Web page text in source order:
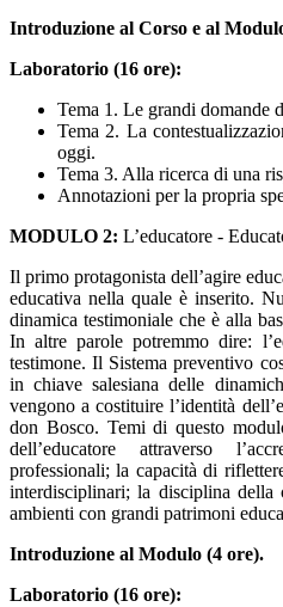
Introduzione al Corso e al
Laboratorio (16 ore):
Tema 1. Le grandi domande
Tema 2. La
oggi.
Tema 3. Alla ricerca di una
Annotazioni per la propria
MODULO 2: L’educatore -
Il primo protagonista dell’agire
educativa nella quale è inserito.
dinamica testimoniale che è alla
In altre parole potremmo dire:
testimone. Il Sistema preventivo
in chiave salesiana delle
vengono a costituire l’identità
don Bosco. Temi di questo
dell’educatore attraverso
professionali; la capacità di
interdisciplinari; la disciplina della
ambienti con grandi patrimoni
Introduzione al Modulo (4 ore).
Laboratorio (16 ore):